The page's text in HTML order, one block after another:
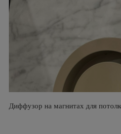
Диффузор на магнитах для